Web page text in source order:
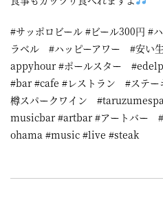
#サッポロビール #ビール300円 #
ラベル #ハッピーアワー #安
appyhour #ポールスター
#bar #cafe #レストラン #ステ
樽スパークワイン
musicbar #artbar #アートバ
ohama #music #live #steak